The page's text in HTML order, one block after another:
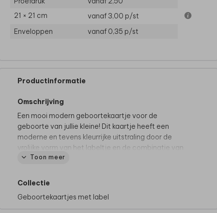
21 × 21 cm
vanaf 3,00 p/st
Enveloppen
vanaf 0,35 p/st
Productinformatie
Omschrijving
Een mooi modern geboortekaartje voor de
geboorte van jullie kleine! Dit kaartje heeft een
moderne en tevens kleurrijke uitstraling door de
vrolijke vorm van het labeltje en de combinatie van
groen en blauw. Zó stoer!
worden niet standaard meegeleverd, deze kun je
alle bevestigingsmaterialen
Toon meer
Collectie
Geboortekaartjes met label